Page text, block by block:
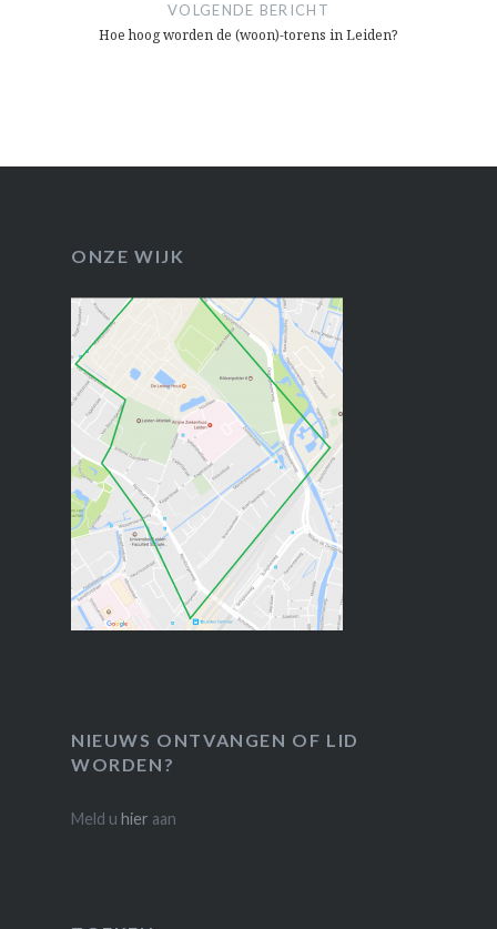
VOLGENDE BERICHT
Hoe hoog worden de (woon)-torens in Leiden?
ONZE WIJK
NIEUWS ONTVANGEN OF LID
WORDEN?
Meld u hier aan